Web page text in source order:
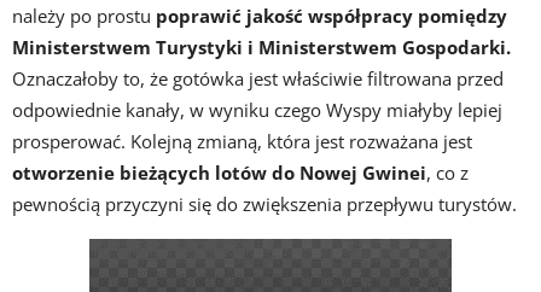
należy po prostu poprawić jakość współpracy pomiędzy
Ministerstwem Turystyki i Ministerstwem Gospodarki.
Oznaczałoby to, że gotówka jest właściwie filtrowana przed
odpowiednie kanały, w wyniku czego Wyspy miałyby lepiej
prosperować. Kolejną zmianą, która jest rozważana jest
otworzenie bieżących lotów do Nowej Gwinei, co z
pewnością przyczyni się do zwiększenia przepływu turystów.